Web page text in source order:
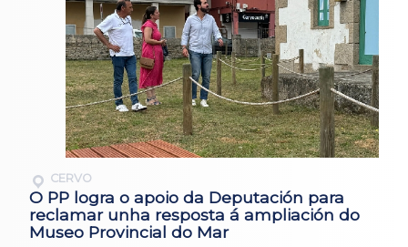
CERVO
O PP logra o apoio da Deputación para
reclamar unha resposta á ampliación do
Museo Provincial do Mar